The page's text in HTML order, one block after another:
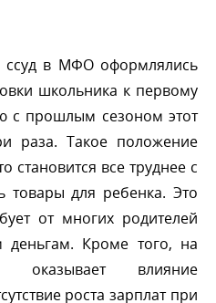
в МФО оформлялись
школьника к первому
с прошлым сезоном этот
раза. Такое положение
все труднее с
товары для ребенка. Это
от многих родителей
Кроме того, на
оказывает влияние
роста зарплат при